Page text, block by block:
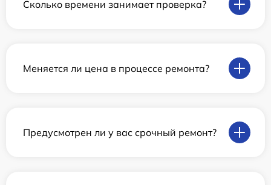
Сколько времени занимает проверка?
Меняется ли цена в процессе ремонта?
Предусмотрен ли у вас срочный ремонт?